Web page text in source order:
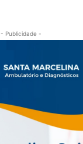
- Publicidade -